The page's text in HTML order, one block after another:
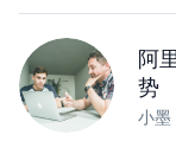
阿
势
小墨